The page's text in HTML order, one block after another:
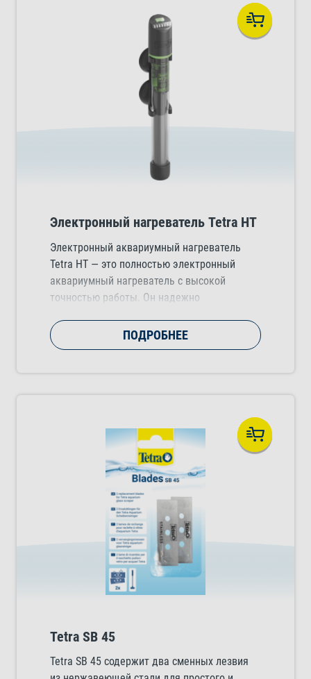
Электронный нагреватель Tetra HT
Электронный аквариумный нагреватель
Tetra HT — это полностью электронный
аквариумный нагреватель с высокой
точностью работы. Он надежно
диапазоне от 20°C до 32°C в аквариумах
любых размеров.
ПОДРОБНЕЕ
Tetra SB 45
Tetra SB 45 содержит два сменных лезвия